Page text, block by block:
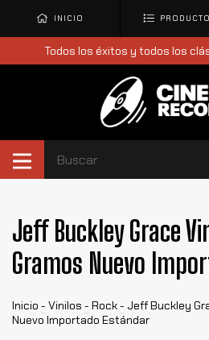
INICIO
Todos los éxitos y todos los
Jeff Buckley Grace
Gramos Nuevo
Inicio - Vinilos - Rock- Jeff Buckley
Nuevo Importado Estándar